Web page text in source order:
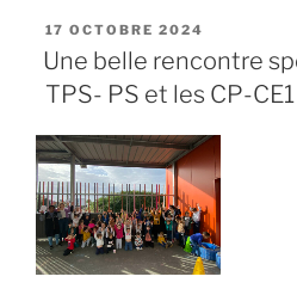
en
maternelle
PUBLIÉ
LE
17 OCTOBRE 2024
Une belle rencontre
TPS- PS et les CP-CE1